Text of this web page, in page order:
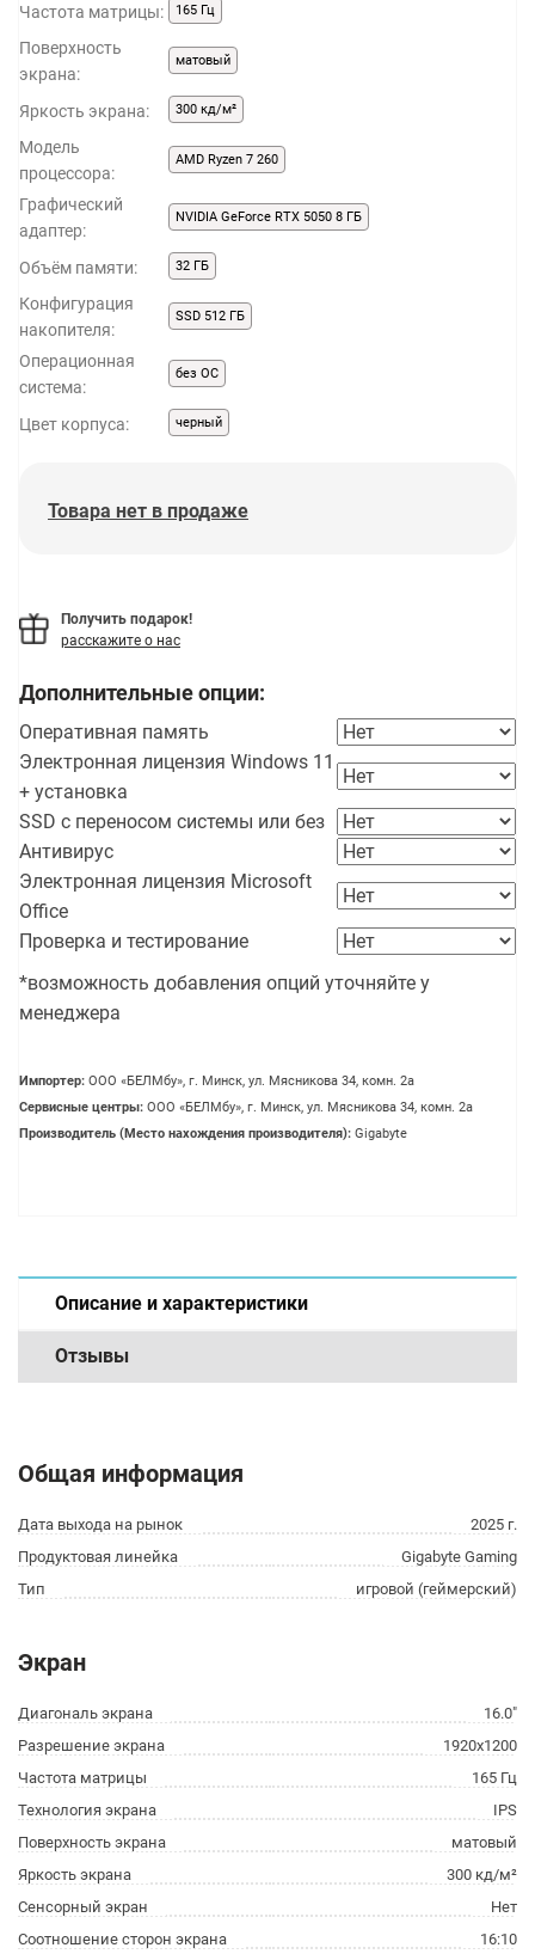
Частота матрицы: 165 Гц
Поверхность
экрана:
матовый
Яркость экрана: 300 кд/м²
Модель
процессора:
AMD Ryzen 7 260
Графический
адаптер:
NVIDIA GeForce RTX 5050 8 ГБ
Объём памяти: 32 ГБ
Конфигурация
накопителя:
SSD 512 ГБ
Операционная
система:
без ОС
Цвет корпуса: черный
Товара нет в продаже
Получить подарок!
расскажите о нас
Дополнительные опции:
Оперативная память
Электронная лицензия Windows 11
+ установка
SSD с переносом системы или без
Антивирус
Электронная лицензия Microsoft
Office
Проверка и тестирование
*возможность добавления опций уточняйте у
менеджера
Импортер: OOO «БЕЛМбу», г. Минск, ул. Мясникова 34, комн. 2а
Сервисные центры: OOO «БЕЛМбу», г. Минск, ул. Мясникова 34, комн. 2а
Производитель (Место нахождения производителя): Gigabyte
Описание и характеристики
Отзывы
Общая информация
Дата выхода на рынок
2025 г.
Продуктовая линейка
Gigabyte Gaming
Тип
игровой (геймерский)
Экран
Диагональ экрана
16.0"
Разрешение экрана
1920x1200
Частота матрицы
165 Гц
Технология экрана
IPS
Поверхность экрана
матовый
Яркость экрана
300 кд/м²
Сенсорный экран
Нет
Соотношение сторон экрана
16:10